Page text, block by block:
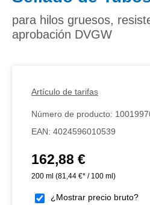
para hilos gruesos,
aprobación DVGW
Artículo de tarifas
Número de producto:
EAN: 4024596010539
Precio normal:
162,88 €
200 ml (81,44 €* / 100 ml)
¿Mostrar precio bruto?